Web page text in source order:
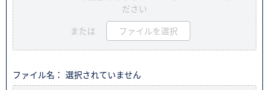
ださい
または ファイルを選択
ファイル名： 選択されていません